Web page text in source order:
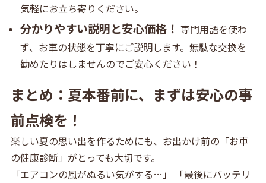
気軽にお立ち寄りください。
分かりやすい説明と安心価格！ 専門用語を使わ
ず、お車の状態を丁寧にご説明します。無駄な交換を
勧めたりはしませんのでご安心ください！
まとめ：夏本番前に、まずは安心の事
前点検を！
楽しい夏の思い出を作るためにも、お出かけ前の「お車
の健康診断」がとっても大切です。
「エアコンの風がぬるい気がする…」 「最後にバッテリ